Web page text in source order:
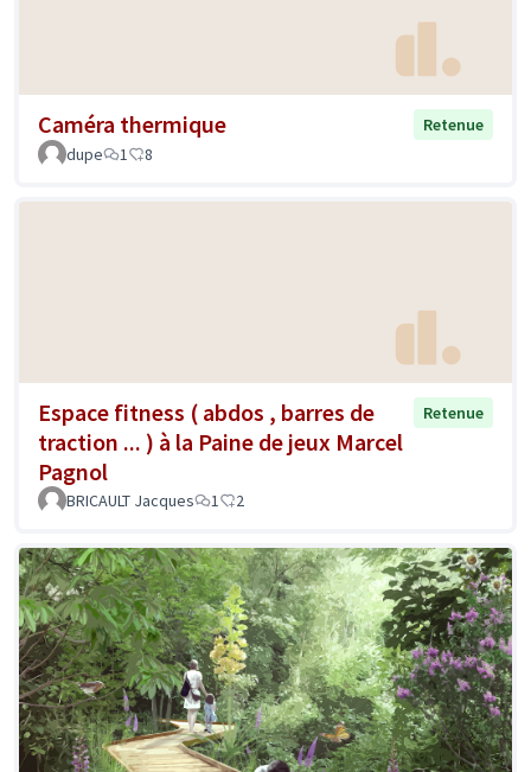
Caméra thermique
Retenue
dupe
1 8
Espace fitness ( abdos , barres de
traction ... ) à la Paine de jeux Marcel
Pagnol
Retenue
BRICAULT Jacques 1 2